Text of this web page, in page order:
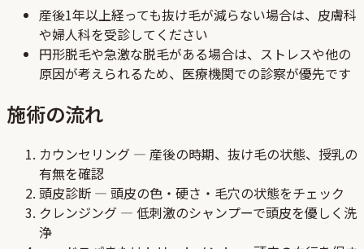
産後1年以上経っても抜け毛が減らない場合は、皮膚科
や婦人科を受診してください
円形脱毛や急激な脱毛がある場合は、ストレスや他の
原因が考えられるため、医療機関での診察が優先です
施術の流れ
カウンセリング — 産後の時期、抜け毛の状態、授乳の
有無を確認
頭皮診断 — 頭皮の色・硬さ・毛穴の状態をチェック
クレンジング — 低刺激のシャンプーで頭皮を優しく洗
浄